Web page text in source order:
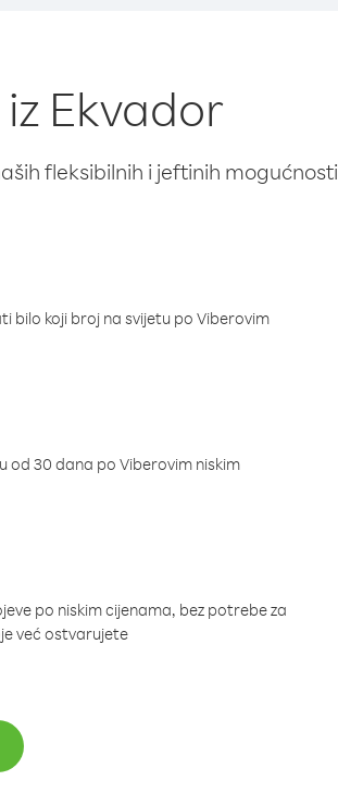
Ekvador
fleksibilnih i jeftinih mogućnosti
bilo koji broj na svijetu po Viberovim
od 30 dana po Viberovim niskim
po niskim cijenama, bez potrebe za
već ostvarujete